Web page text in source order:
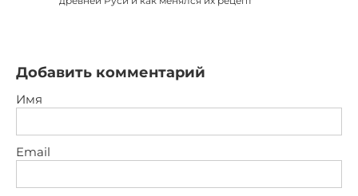
Добавить комментарий
Имя
Email